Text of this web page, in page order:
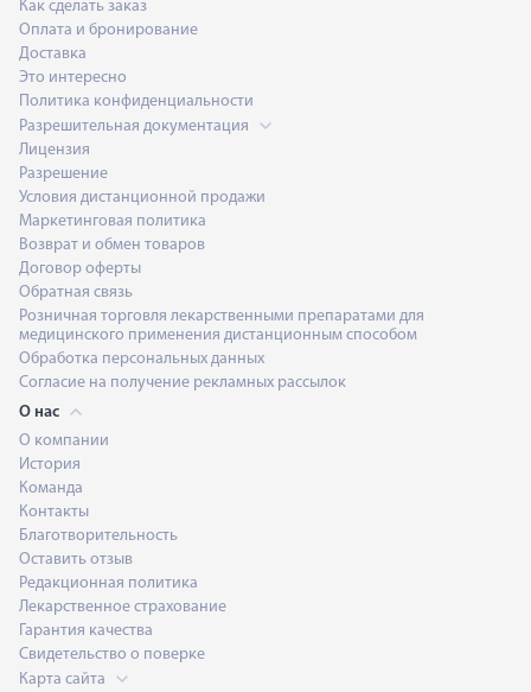
Как сделать заказ
Оплата и бронирование
Доставка
Это интересно
Политика конфиденциальности
Разрешительная документация
Лицензия
Разрешение
Условия дистанционной продажи
Маркетинговая политика
Возврат и обмен товаров
Договор оферты
Обратная связь
Розничная торговля лекарственными препаратами для
медицинского применения дистанционным способом
Обработка персональных данных
Согласие на получение рекламных рассылок
О нас
О компании
История
Команда
Контакты
Благотворительность
Оставить отзыв
Редакционная политика
Лекарственное страхование
Гарантия качества
Свидетельство о поверке
Карта сайта